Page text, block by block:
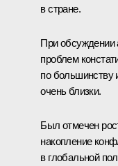
в стране.
При обсуждении
проблем
по большинству
очень близки.
Был отмечен
накопление
в глобальной